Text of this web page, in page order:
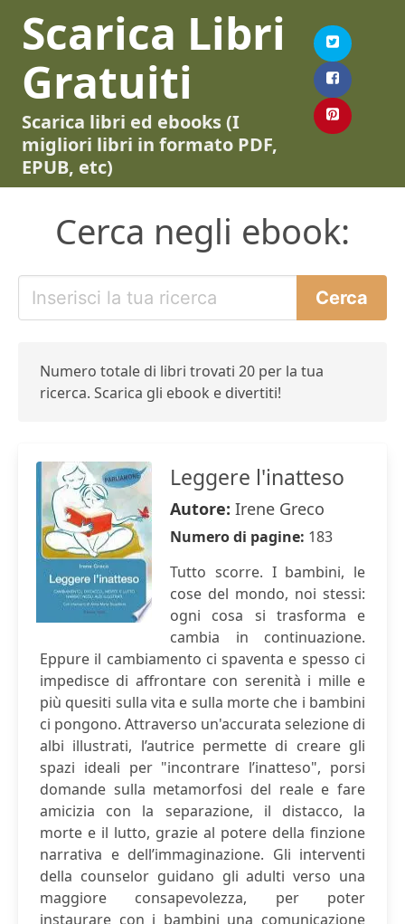
Scarica Libri
Gratuiti
Scarica libri ed ebooks (I
migliori libri in formato PDF,
EPUB, etc)
Cerca negli ebook:
Numero totale di libri trovati 20 per la tua
ricerca. Scarica gli ebook e divertiti!
Leggere l'inatteso
Autore: Irene Greco
Numero di pagine: 183
Tutto scorre. I bambini, le
cose del mondo, noi stessi:
ogni cosa si trasforma e
cambia in continuazione.
Eppure il cambiamento ci spaventa e spesso ci
impedisce di affrontare con serenità i mille e
più quesiti sulla vita e sulla morte che i bambini
ci pongono. Attraverso un'accurata selezione di
albi illustrati, l’autrice permette di creare gli
spazi ideali per "incontrare l’inatteso", porsi
domande sulla metamorfosi del reale e fare
amicizia con la separazione, il distacco, la
morte e il lutto, grazie al potere della finzione
narrativa e dell’immaginazione. Gli interventi
della counselor guidano gli adulti verso una
maggiore consapevolezza, per poter
instaurare con i bambini una comunicazione